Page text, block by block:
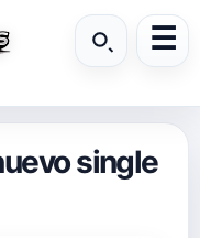
single